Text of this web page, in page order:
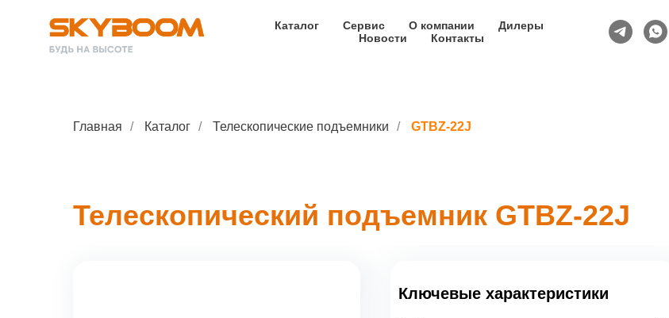
Каталог Сервис О компании
Дилеры
Новости
Контакты
Главная / Каталог / Телескопические подъемники / GTBZ-22J
Телескопический подъемник GTBZ-22J
Ключевые характеристики